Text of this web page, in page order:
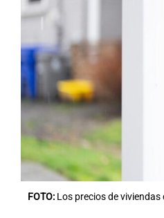
FOTO: Los precios de